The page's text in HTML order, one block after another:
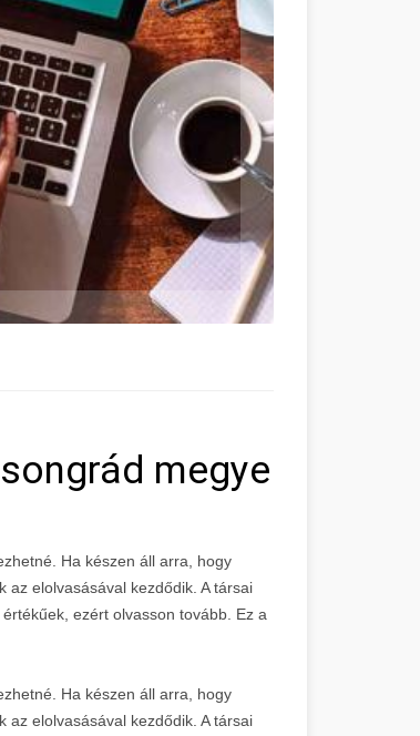
megye
Ha készen áll arra, hogy
elolvasásával kezdődik. A társai
ezért olvasson tovább. Ez a
Ha készen áll arra, hogy
elolvasásával kezdődik. A társai